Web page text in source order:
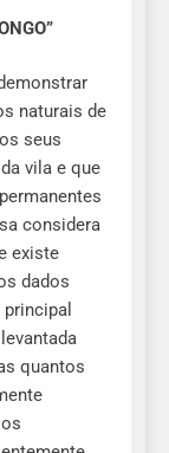
naturais de
seus
vila e que
considera
existe
dados
quantos